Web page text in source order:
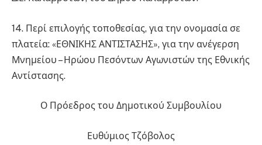
14. Περί επιλογής τοποθεσίας, για την ονομασία σε
πλατεία: «ΕΘΝΙΚΗΣ ΑΝΤΙΣΤΑΣΗΣ», για την ανέγερση
Μνημείου – Ηρώου Πεσόντων Αγωνιστών της Εθνικής
Αντίστασης.
Ο Πρόεδρος του Δημοτικού Συμβουλίου
Ευθύμιος Τζόβολος